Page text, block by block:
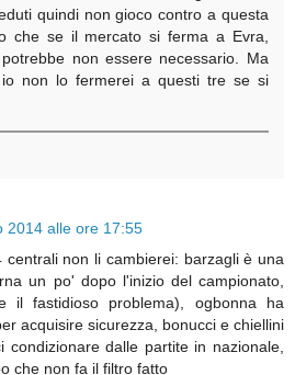
quindi non gioco contro a questa
che se il mercato si ferma a Evra,
non essere necessario. Ma
non lo fermerei a questi tre se si
2014 alle ore 17:55
centrali non li cambierei: barzagli è una
un po' dopo l'inizio del campionato,
il fastidioso problema), ogbonna ha
acquisire sicurezza, bonucci e chiellini
condizionare dalle partite in nazionale,
che non fa il filtro fatto